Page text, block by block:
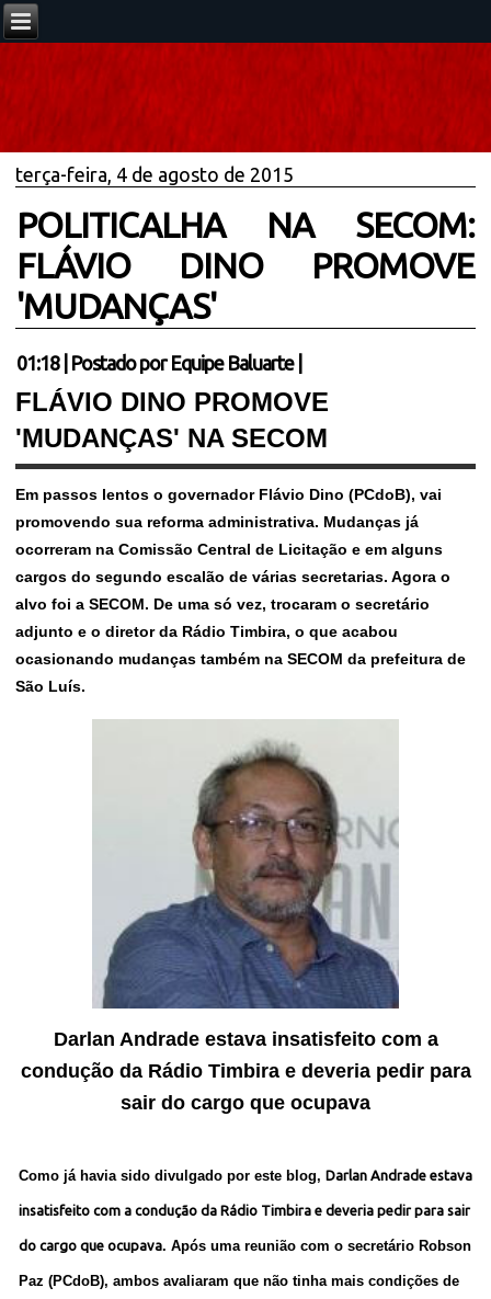
terça-feira, 4 de agosto de 2015
POLITICALHA NA SECOM:
FLÁVIO DINO PROMOVE
'MUDANÇAS'
01:18| Postado por Equipe Baluarte
FLÁVIO DINO PROMOVE
'MUDANÇAS' NA SECOM
Em passos lentos o governador Flávio Dino (PCdoB), vai
promovendo sua reforma administrativa. Mudanças já
ocorreram na Comissão Central de Licitação e em alguns
cargos do segundo escalão de várias secretarias. Agora o
alvo foi a SECOM. De uma só vez, trocaram o secretário
adjunto e o diretor da Rádio Timbira, o que acabou
ocasionando mudanças também na SECOM da prefeitura de
São Luís.
Darlan Andrade estava insatisfeito com a
condução da Rádio Timbira e deveria pedir para
sair do cargo que ocupava
Como já havia sido divulgado por este blog, Darlan Andrade estava
insatisfeito com a condução da Rádio Timbira e deveria pedir para sair
do cargo que ocupava. Após uma reunião com o secretário Robson
Paz (PCdoB), ambos avaliaram que não tinha mais condições de